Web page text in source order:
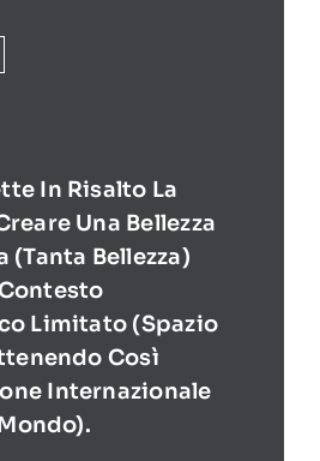
In Risalto La
Una Bellezza
(tanta Bellezza)
Limitato (spazio
Così
Internazionale